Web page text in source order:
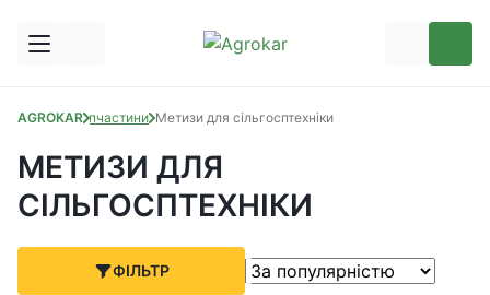
AGROKARЗапчастини Метизи для сільгосптехніки
МЕТИЗИ ДЛЯ
СІЛЬГОСПТЕХНІКИ
ФІЛЬТР